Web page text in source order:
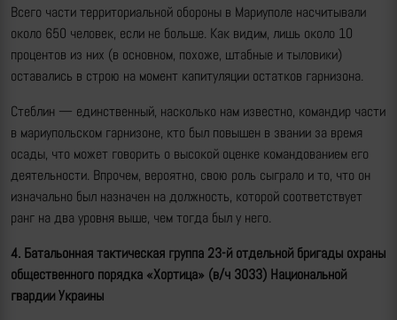
Всего части территориальной обороны в Мариуполе насчитывали
около 650 человек, если не больше. Как видим, лишь около 10
процентов из них (в основном, похоже, штабные и тыловики)
оставались в строю на момент капитуляции остатков гарнизона.
Стеблин — единственный, насколько нам известно, командир части
в мариупольском гарнизоне, кто был повышен в звании за время
осады, что может говорить о высокой оценке командованием его
деятельности. Впрочем, вероятно, свою роль сыграло и то, что он
изначально был назначен на должность, которой соответствует
ранг на два уровня выше, чем тогда был у него.
4. Батальонная тактическая группа23-й отдельной бригады охраны
общественного порядка «Хортица» (в/ч 3033) Национальной
гвардии Украины